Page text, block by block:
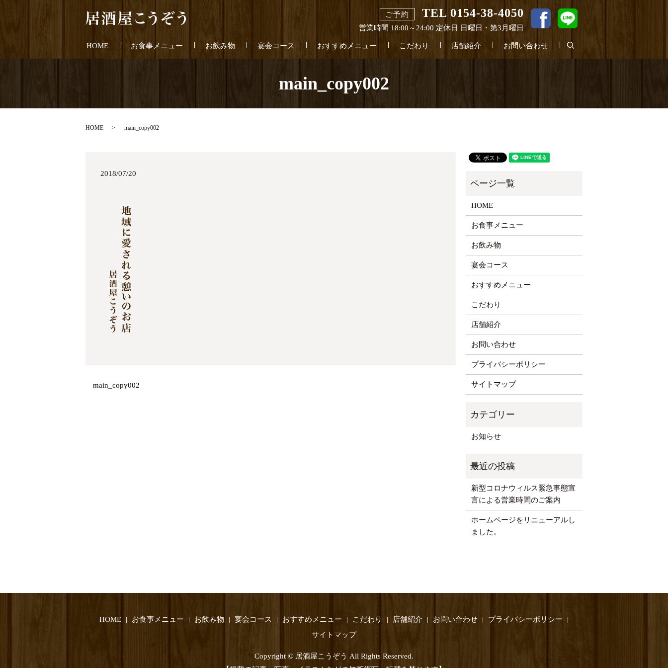
ご予約 TEL 0154-38-4050
営業時間 18:00～24:00 定休日 日曜日・第3月曜日
HOME お食事メニュー お飲み物 宴会コース おすすめメニュー こだわり 店舗紹介 お問い合わせ search
main_copy002
HOME main_copy002
2018/07/20
main_copy002
HOME
お食事メニュー
お飲み物
宴会コース
おすすめメニュー
こだわり
店舗紹介
お問い合わせ
プライバシーポリシー
サイトマップ
お知らせ
新型コロナウィルス緊急事態宣
言による営業時間のご案内
ホームページをリニューアルし
ました。
HOME お食事メニュー お飲み物 宴会コース おすすめメニュー こだわり 店舗紹介 お問い合わせ
プライバシーポリシー
サイトマップ
Copyright © 居酒屋こうぞう All Rights Reserved.